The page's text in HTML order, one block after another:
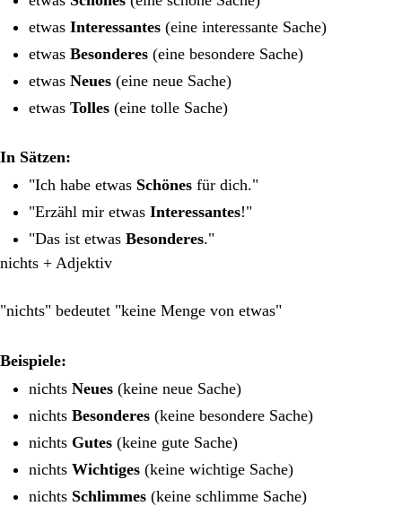
etwas Interessantes (eine interessante Sache)
etwas Besonderes (eine besondere Sache)
etwas Neues (eine neue Sache)
etwas Tolles (eine tolle Sache)
In Sätzen:
"Ich habe etwas Schönes für dich."
"Erzähl mir etwas Interessantes!"
"Das ist etwas Besonderes."
nichts + Adjektiv
"nichts" bedeutet "keine Menge von etwas"
Beispiele:
nichts Neues (keine neue Sache)
nichts Besonderes (keine besondere Sache)
nichts Gutes (keine gute Sache)
nichts Wichtiges (keine wichtige Sache)
nichts Schlimmes (keine schlimme Sache)